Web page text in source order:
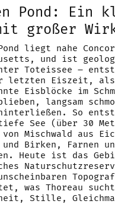
Pond: Ein
großer
liegt nahe
und ist
Toteissee –
letzten Eiszeit, als
Eisblöcke im
langsam
So
See (über 30
von Mischwald aus
Birken, Farnen
Heute ist das
was Thoreau
Stille,